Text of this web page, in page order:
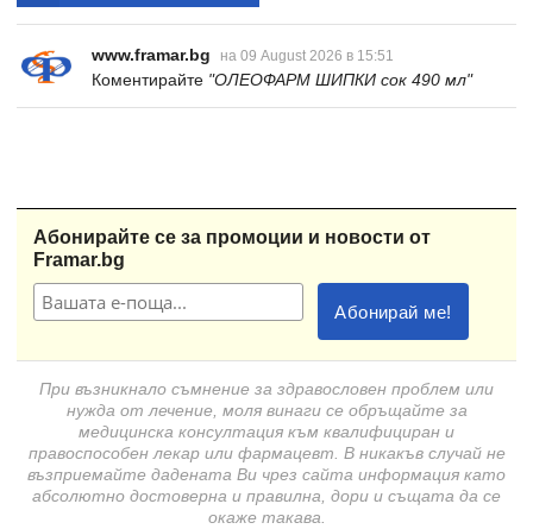
www.framar.bg на 09 August 2026 в 15:51
Коментирайте "ОЛЕОФАРМ ШИПКИ сок 490 мл"
Абонирайте се за промоции и новости от
Framar.bg
При възникнало съмнение за здравословен проблем или
нужда от лечение, моля винаги се обръщайте за
медицинска консултация към квалифициран и
правоспособен лекар или фармацевт. В никакъв случай не
възприемайте дадената Ви чрез сайта информация като
абсолютно достоверна и правилна, дори и същата да се
окаже такава.